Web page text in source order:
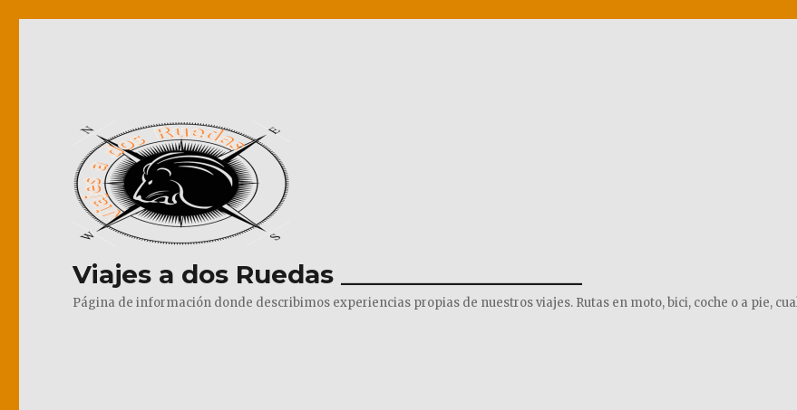
Viajes a dos Ruedas ___________________
Página de información donde describimos experiencias propias de nuestros viajes. Rutas en moto, bici, coche o a pie,